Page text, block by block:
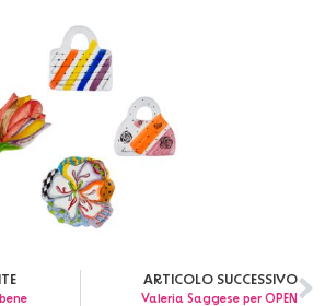
ARTICOLO SUCCESSIVO
Valeria Saggese per OPEN